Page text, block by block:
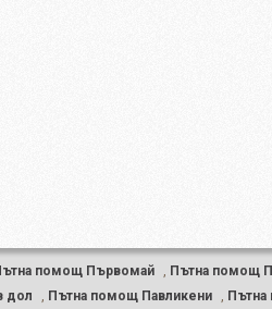
помощ Първомай , Пътна помощ
дол
, Пътна помощ Павликени ,